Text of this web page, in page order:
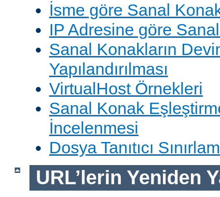
İsme göre Sanal
IP Adresine göre
Sanal Konakların
Yapılandırılması
VirtualHost Örnekleri
Sanal Konak
İncelenmesi
Dosya Tanıtıcı
URL’lerin Yeniden